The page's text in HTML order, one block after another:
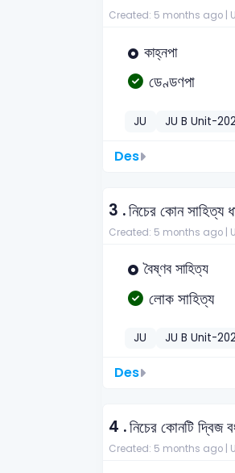
Created: 5 months ago |
কাহ্নপা
ডেণ্ডণপা
JU JU B Unit-
Des
3 .নিচের কোন সাহিত্য
Created: 5 months ago |
বৈষ্ণব সাহিত্য
লোক সাহিত্য
JU JU B Unit-
Des
4 .নিচের কোনটি দ্বিজ
Created: 5 months ago |